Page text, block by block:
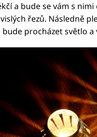
a bude se vám s
řezů. Následně
procházet světlo a